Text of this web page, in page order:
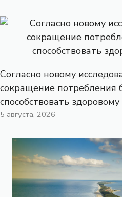
Согласно новому
сокращение потребления
способствовать
5 августа, 2026